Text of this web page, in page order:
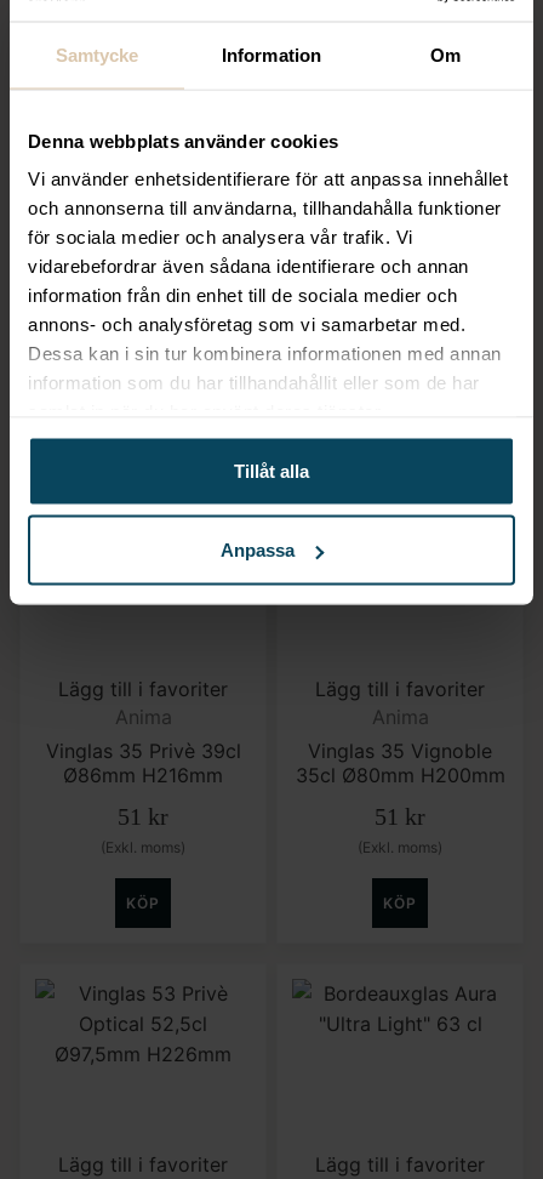
Samtycke Information Om
Denna webbplats använder cookies
Vi använder enhetsidentifierare för att anpassa innehållet
och annonserna till användarna, tillhandahålla funktioner
för sociala medier och analysera vår trafik. Vi
vidarebefordrar även sådana identifierare och annan
information från din enhet till de sociala medier och
annons- och analysföretag som vi samarbetar med.
Dessa kan i sin tur kombinera informationen med annan
information som du har tillhandahållit eller som de har
Tillåt alla
Anpassa
Lägg till i favoriter
Anima
Vinglas 37 Winery 37cl
Ø83,5mm H212mm
42kr
Lägg till i favoriter
Anima
Vinglas Aura ”Ultra
Light” 44 cl
210kr
Lägg till i favoriter
Anima
Vinglas 35 Privè 39cl
Ø86mm H216mm
51 kr
(Exkl. moms)
KÖP
Lägg till i favoriter
Anima
Vinglas 35 Vignoble
35cl Ø80mm H200mm
51 kr
(Exkl. moms)
KÖP
Lägg till i favoriter
Lägg till i favoriter